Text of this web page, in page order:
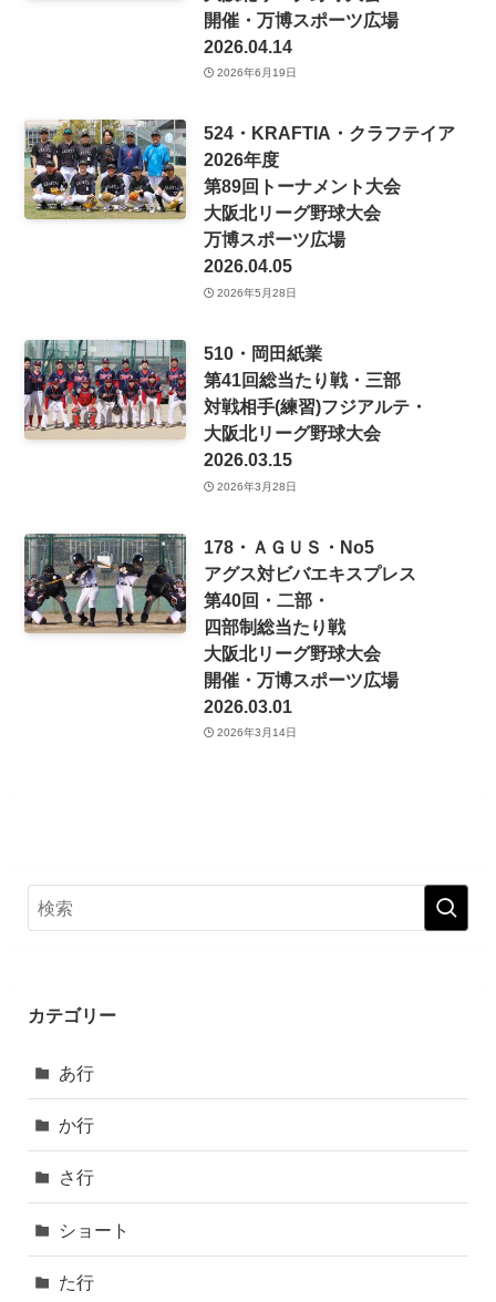
開催・万博スポーツ広場
2026.04.14
2026年6月19日
524・KRAFTIA・クラフテイア
2026年度
第89回トーナメント大会
大阪北リーグ野球大会
万博スポーツ広場
2026.04.05
2026年5月28日
510・岡田紙業
第41回総当たり戦・三部
対戦相手(練習)フジアルテ・
大阪北リーグ野球大会
2026.03.15
2026年3月28日
178・ＡＧＵＳ・No5
アグス対ビバエキスプレス
第40回・二部・
四部制総当たり戦
大阪北リーグ野球大会
開催・万博スポーツ広場
2026.03.01
2026年3月14日
カテゴリー
あ行
か行
さ行
ショート
た行